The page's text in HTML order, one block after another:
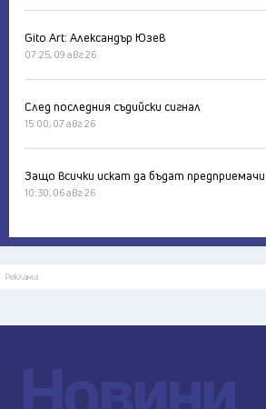
Gito Art: Александър Юзев
07:25, 09 авг 26
След последния съдийски сигнал
15:00, 07 авг 26
Защо всички искат да бъдат предприемачи
10:30, 06 авг 26
Реклама